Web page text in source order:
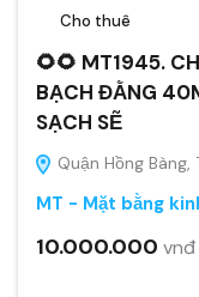
Cho thuê
🌻🌻 MT1945.
BẠCH ĐẰNG
SẠCH SẼ
Quận Hồng
MT - Mặt bằng
10.000.000